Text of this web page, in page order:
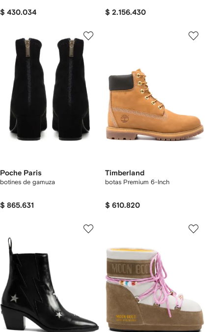
$ 430.034 $ 2.156.430
Poche Paris
botines de gamuza
$ 865.631
Timberland
botas Premium 6-Inch
$ 610.820